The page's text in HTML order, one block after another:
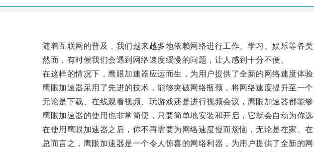
随着互联网的普及，我们越来越多地依赖网络进行工作、学习、娱乐等各类
然而，有时候我们会遇到网络速度缓慢的问题，让人感到十分不便。
在这样的情况下，鹰眼加速器应运而生，为用户提供了全新的网络速度体验
鹰眼加速器采用了先进的技术，能够突破网络瓶颈，将网络速度提升至一个
无论是下载、在线观看视频、玩游戏还是进行视频会议，鹰眼加速器都能够
鹰眼加速器的使用也非常简便，只要简单地安装和开启，它就会自动为你选
在使用鹰眼加速器之后，你不再需要为网络速度慢而烦恼，无论是在家、在
总而言之，鹰眼加速器是一个令人惊喜的网络利器，为用户提供了全新的网